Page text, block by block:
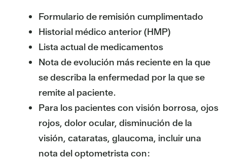
Formulario de remisión cumplimentado
Historial médico anterior (HMP)
Lista actual de medicamentos
Nota de evolución más reciente en la que
se describa la enfermedad por la que se
remite al paciente.
Para los pacientes con visión borrosa, ojos
rojos, dolor ocular, disminución de la
visión, cataratas, glaucoma, incluir una
nota del optometrista con: